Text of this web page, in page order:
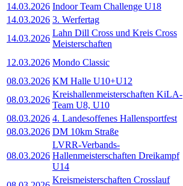
14.03.2026 Indoor Team Challenge U18
14.03.2026 3. Werfertag
14.03.2026
Lahn Dill Cross und Kreis Cross
Meisterschaften
12.03.2026 Mondo Classic
08.03.2026 KM Halle U10+U12
08.03.2026
Kreishallenmeisterschaften KiLA-
Team U8, U10
08.03.2026 4. Landesoffenes Hallensportfest
08.03.2026 DM 10km Straße
08.03.2026
LVRR-Verbands-
Hallenmeisterschaften Dreikampf
U14
Kreismeisterschaften Crosslauf